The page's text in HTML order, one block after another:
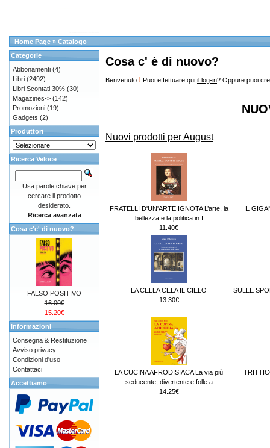
Home Page » Catalogo
Cosa c' è di nuovo?
Benvenuto ! Puoi effettuare qui il log-in? Oppure puoi
Nuovi prodotti per August
FRATELLI D'UN'ARTE IGNOTA L’arte, la
bellezza e la politica in I
11.40€
IL
LA CELLA CELA IL CIELO
13.30€
SULLE
LA CUCINA AFRODISIACA La via più
seducente, divertente e folle a
14.25€
Categorie
Abbonamenti (4)
Libri (2492)
Libri Scontati 30% (30)
Magazines-> (142)
Promozioni (19)
Gadgets (2)
Produttori
Ricerca Veloce
Usa parole chiave per
cercare il prodotto
desiderato.
Ricerca avanzata
Cosa c'e' di nuovo?
FALSO POSITIVO
16.00€
15.20€
Informazioni
Consegna & Restituzione
Avviso privacy
Condizioni d'uso
Contattaci
Accettiamo